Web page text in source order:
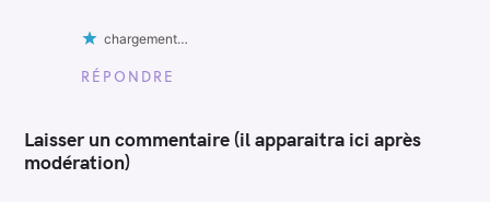
chargement…
RÉPONDRE
Laisser un commentaire (il apparaitra ici après
modération)